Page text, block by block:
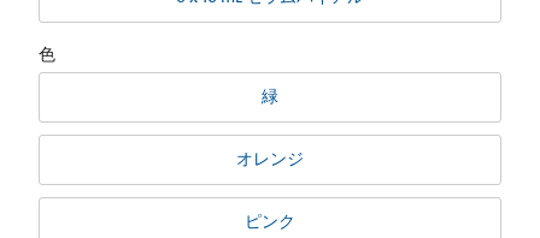
色
緑
オレンジ
ピンク